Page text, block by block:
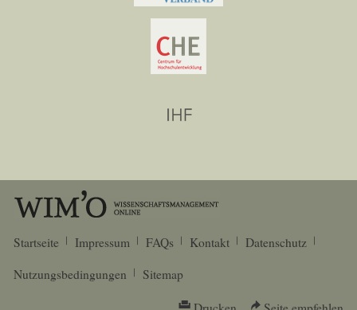
Startseite Impressum FAQs Kontakt
Datenschutz
Nutzungsbedingungen
Sitemap